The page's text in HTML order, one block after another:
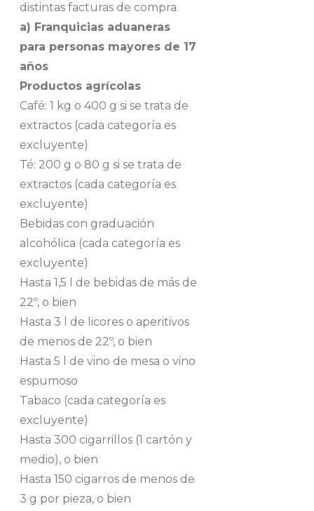
distintas facturas de compra.
a) Franquicias aduaneras
para personas mayores de 17
años
Productos agrícolas
Café: 1 kg o 400 g si se trata de
extractos (cada categoría es
excluyente)
Té: 200 g o 80 g si se trata de
extractos (cada categoría es
excluyente)
Bebidas con graduación
alcohólica (cada categoría es
excluyente)
Hasta 1,5 l de bebidas de más de
22º, o bien
Hasta 3 l de licores o aperitivos
de menos de 22º, o bien
Hasta 5 l de vino de mesa o vino
espumoso
Tabaco (cada categoría es
excluyente)
Hasta 300 cigarrillos (1 cartón y
medio), o bien
Hasta 150 cigarros de menos de
3 g por pieza, o bien